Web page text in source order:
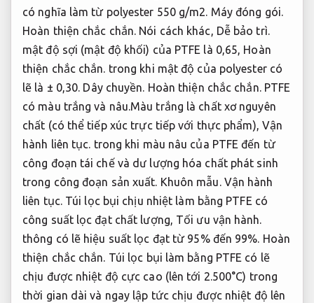
có nghĩa làm từ polyester 550 g/m2. Máy đóng gói.
Hoàn thiện chắc chắn. Nói cách khác, Dễ bảo trì.
mật độ sợi (mật độ khối) của PTFE là 0,65, Hoàn
thiện chắc chắn. trong khi mật độ của polyester có
lẽ là ± 0,30. Dây chuyền. Hoàn thiện chắc chắn.PTFE
có màu trắng và nâu.Màu trắng là chất xơ nguyên
chất (có thể tiếp xúc trực tiếp với thực phẩm), Vận
hành liên tục. trong khi màu nâu của PTFE đến từ
công đoạn tái chế và dư lượng hóa chất phát sinh
trong công đoạn sản xuất. Khuôn mẫu. Vận hành
liên tục.Túi lọc bụi chịu nhiệt làm bằng PTFE có
công suất lọc đạt chất lượng, Tối ưu vận hành.
thông có lẽ hiệu suất lọc đạt từ 95% đến 99%. Hoàn
thiện chắc chắn. Túi lọc bụi làm bằng PTFE có lẽ
chịu được nhiệt độ cực cao (lên tới 2.500°C) trong
thời gian dài và ngay lập tức chịu được nhiệt độ lên